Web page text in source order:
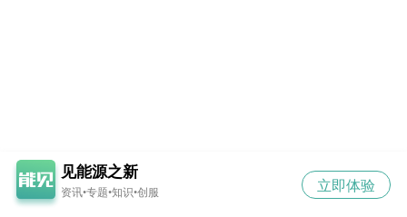
见能源之新
资讯•专题•知识•创服 立即体验